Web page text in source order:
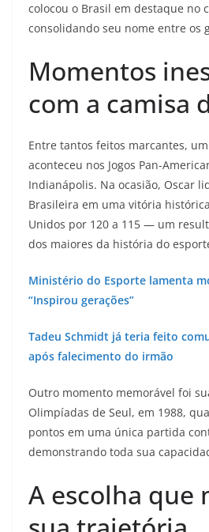
colocou o Brasil em destaque no
consolidando seu nome entre os
Momentos
com a camisa
Entre tantos feitos marcantes,
aconteceu nos Jogos Pan-
Indianápolis. Na ocasião, Oscar
Brasileira em uma vitória
Unidos por 120 a 115 — um
dos maiores da história do
Ministério do Esporte lamenta
“Inspirou gerações”
Tadeu Schmidt já teria feito
após falecimento do irmão
Outro momento memorável foi
Olimpíadas de Seul, em 1988,
pontos em uma única partida
demonstrando toda sua
A escolha que